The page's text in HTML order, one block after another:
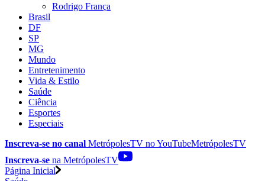
Rodrigo França
Brasil
DF
SP
MG
Mundo
Entretenimento
Vida & Estilo
Saúde
Ciência
Esportes
Especiais
Inscreva-se no canal MetrópolesTV noYouTubeMetrópolesTV
Inscreva-se na MetrópolesTV
Página Inicial